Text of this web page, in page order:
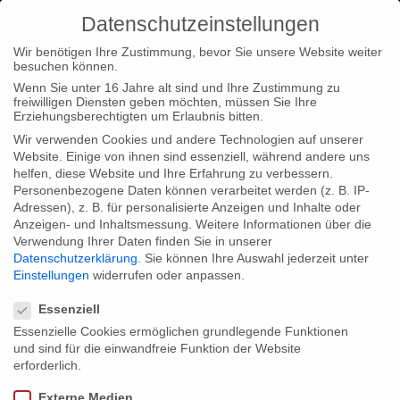
Home Typ|News Typ|Firmennews
Gebrueder Beetz
beim Medienforum Niedersachsen
Gebrueder Beetz beim Medienforum
Niedersachsen
Vom 13. – 15. November findet im Kloster Lünen in Lüneburg
das mittlerweile 4. Film- und Medienforum Niedersachsen statt.
Datenschutzeinstellungen
Wir benötigen Ihre Zustimmung, bevor Sie unsere Website weiter
besuchen können.
Wenn Sie unter 16 Jahre alt sind und Ihre Zustimmung zu
freiwilligen Diensten geben möchten, müssen Sie Ihre
Erziehungsberechtigten um Erlaubnis bitten.
Wir verwenden Cookies und andere Technologien auf unserer
Website. Einige von ihnen sind essenziell, während andere uns
helfen, diese Website und Ihre Erfahrung zu verbessern.
Personenbezogene Daten können verarbeitet werden (z. B. IP-
Adressen), z. B. für personalisierte Anzeigen und Inhalte oder
Anzeigen- und Inhaltsmessung. Weitere Informationen über die
Verwendung Ihrer Daten finden Sie in unserer
Datenschutzerklärung
Sie können Ihre Auswahl jederzeit unter
Einstellungen widerrufen oder anpassen.
Essenziell
Essenzielle Cookies ermöglichen grundlegende Funktionen
und sind für die einwandfreie Funktion der Website
erforderlich.